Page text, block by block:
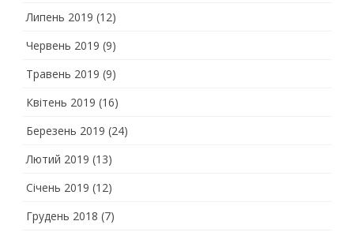
Липень 2019 (12)
Червень 2019 (9)
Травень 2019 (9)
Квітень 2019 (16)
Березень 2019 (24)
Лютий 2019 (13)
Січень 2019 (12)
Грудень 2018 (7)